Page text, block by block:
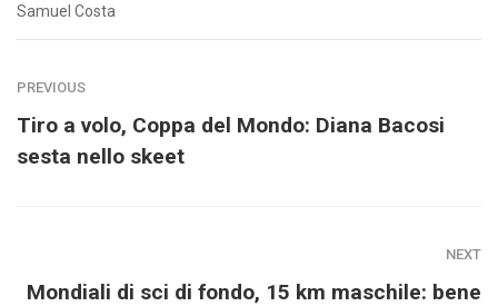
Samuel Costa
PREVIOUS
Tiro a volo, Coppa del Mondo: Diana Bacosi
sesta nello skeet
NEXT
Mondiali di sci di fondo, 15 km maschile: bene